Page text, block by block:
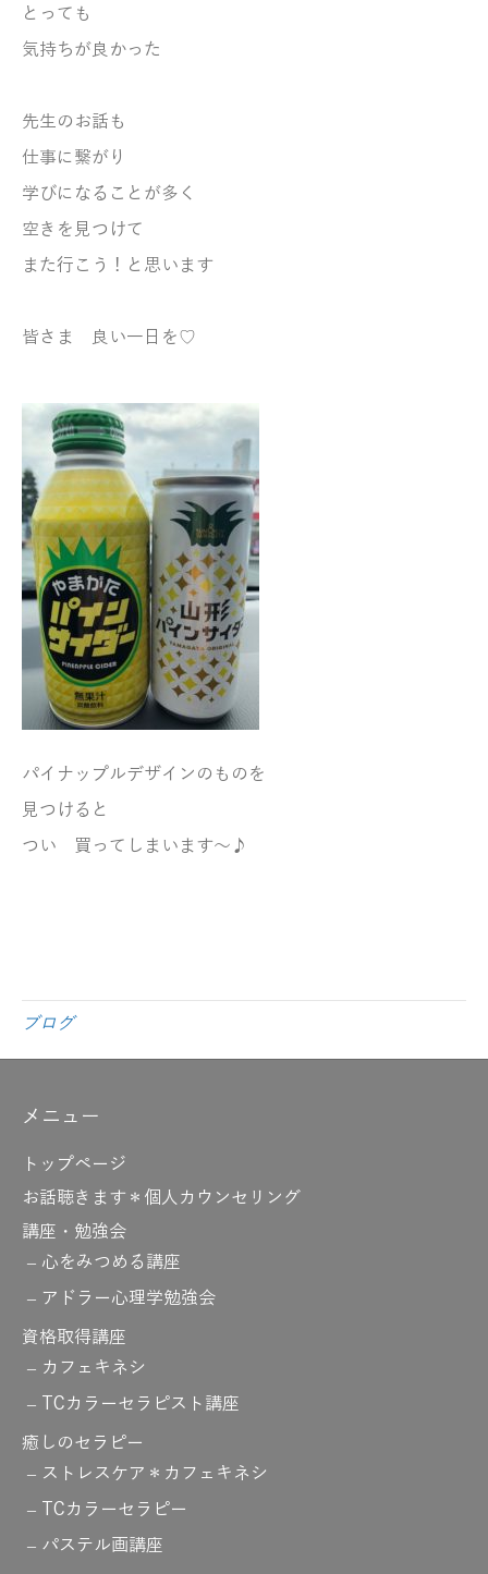
とっても
気持ちが良かった
先生のお話も
仕事に繋がり
学びになることが多く
空きを見つけて
また行こう！と思います
皆さま 良い一日を♡
パイナップルデザインのものを
見つけると
つい 買ってしまいます～♪
ブログ
メニュー
トップページ
お話聴きます＊個人カウンセリング
講座・勉強会
心をみつめる講座
アドラー心理学勉強会
資格取得講座
カフェキネシ
TCカラーセラピスト講座
癒しのセラピー
ストレスケア＊カフェキネシ
TCカラーセラピー
パステル画講座